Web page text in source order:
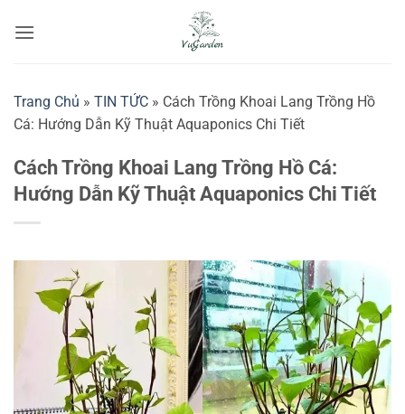
qua
Trang Chủ » TIN TỨC » Cách Trồng Khoai Lang Trồng Hồ
Cá: Hướng Dẫn Kỹ Thuật Aquaponics Chi Tiết
Cách Trồng Khoai Lang Trồng Hồ Cá:
Hướng Dẫn Kỹ Thuật Aquaponics Chi Tiết